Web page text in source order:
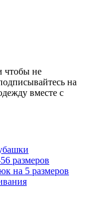
чтобы не
на
вместе с
размеров
на 5 размеров